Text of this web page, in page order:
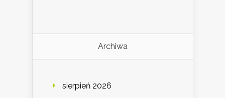
Archiwa
sierpień 2026